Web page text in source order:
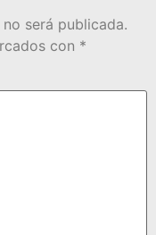
será publicada.
con *